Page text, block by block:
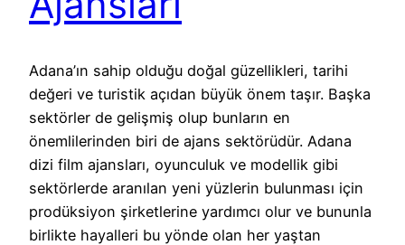
Adana’ın sahip olduğu doğal güzellikleri, tarihi
değeri ve turistik açıdan büyük önem taşır. Başka
sektörler de gelişmiş olup bunların en
önemlilerinden biri de ajans sektörüdür. Adana
dizi film ajansları, oyunculuk ve modellik gibi
sektörlerde aranılan yeni yüzlerin bulunması için
prodüksiyon şirketlerine yardımcı olur ve bununla
birlikte hayalleri bu yönde olan her yaştan